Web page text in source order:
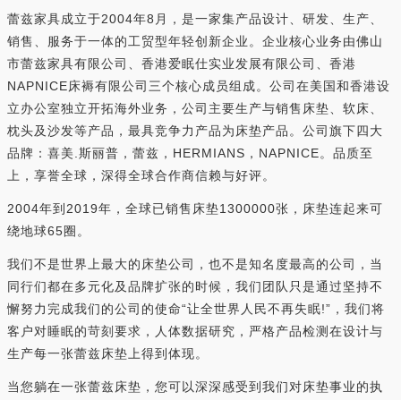
蕾兹家具成立于2004年8月，是一家集产品设计、研发、生产、
销售、服务于一体的工贸型年轻创新企业。企业核心业务由佛山
市蕾兹家具有限公司、香港爱眠仕实业发展有限公司、香港
NAPNICE床褥有限公司三个核心成员组成。公司在美国和香港设
立办公室独立开拓海外业务，公司主要生产与销售床垫、软床、
枕头及沙发等产品，最具竞争力产品为床垫产品。公司旗下四大
品牌：喜美.斯丽普，蕾兹，HERMIANS，NAPNICE。品质至
上，享誉全球，深得全球合作商信赖与好评。
2004年到2019年，全球已销售床垫1300000张，床垫连起来可
绕地球65圈。
我们不是世界上最大的床垫公司，也不是知名度最高的公司，当
同行们都在多元化及品牌扩张的时候，我们团队只是通过坚持不
懈努力完成我们的公司的使命“让全世界人民不再失眠!”，我们将
客户对睡眠的苛刻要求，人体数据研究，严格产品检测在设计与
生产每一张蕾兹床垫上得到体现。
当您躺在一张蕾兹床垫，您可以深深感受到我们对床垫事业的执